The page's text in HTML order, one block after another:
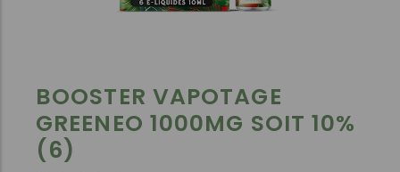
BOOSTER VAPOTAGE
GREENEO 1000MG SOIT 10%
(6)